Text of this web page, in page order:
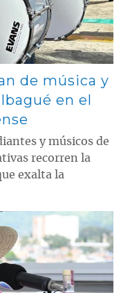
de música y
en el
y músicos de
recorren la
exalta la